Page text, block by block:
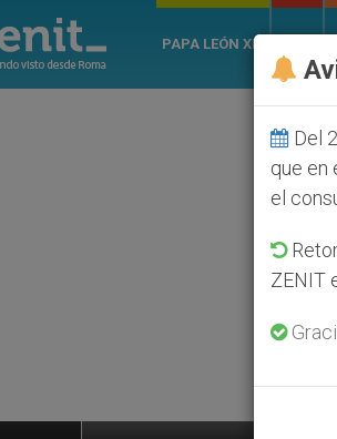
PAPA LEÓN XIV
Del
que en
el
ZENIT